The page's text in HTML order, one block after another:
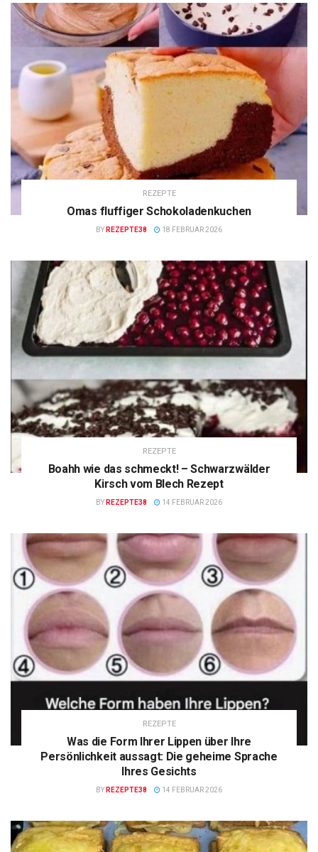
REZEPTE
Omas fluffiger Schokoladenkuchen
BY REZEPTE38 18 FEBRUAR 2026
REZEPTE
Boahh wie das schmeckt! – Schwarzwälder
Kirsch vom Blech Rezept
BY REZEPTE38 14 FEBRUAR 2026
REZEPTE
Was die Form Ihrer Lippen über Ihre
Persönlichkeit aussagt: Die geheime Sprache
Ihres Gesichts
BY REZEPTE38 14 FEBRUAR 2026